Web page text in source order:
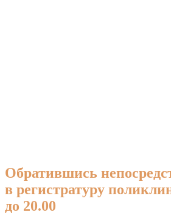
Обратившись
в регистратуру
до 20.00